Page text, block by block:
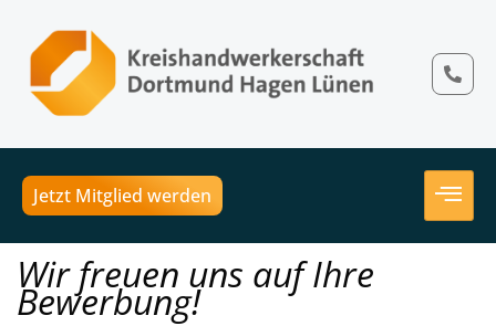
Jetzt Mitglied werden
Wir freuen uns auf Ihre
Bewerbung!